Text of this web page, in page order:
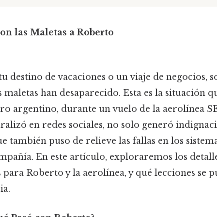
las Maletas a Roberto
destino de vacaciones o un viaje de negocios,
han desaparecido. Esta es la situación
argentino, durante un vuelo de la aerolínea SE
en redes sociales, no solo generó
también puso de relieve las fallas en los
En este artículo, exploraremos los
para Roberto y la aerolínea, y qué lecciones se